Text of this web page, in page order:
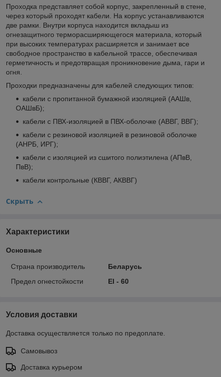
Проходка представляет собой корпус, закрепленный в стене,
через который проходят кабели. На корпус устанавливаются
две рамки. Внутри корпуса находится вкладыш из
огнезащитного терморасширяющегося материала, который
при высоких температурах расширяется и занимает все
свободное пространство в кабельной трассе, обеспечивая
герметичность и предотвращая проникновение дыма, гари и
огня.
Проходки предназначены для кабелей следующих типов:
кабели с пропитанной бумажной изоляцией (ААШв,
ОАШвБ);
кабели с ПВХ-изоляцией в ПВХ-оболочке (АВВГ, ВВГ);
кабели с резиновой изоляцией в резиновой оболочке
(АНРБ, ИРГ);
кабели с изоляцией из сшитого полиэтилена (АПвВ,
ПвВ);
кабели контрольные (КВВГ, АКВВГ)
Скрыть
Характеристики
Основные
Страна производитель
Беларусь
Предел огнестойкости
El - 60
Условия доставки
Доставка осуществляется только по предоплате.
Самовывоз
Доставка курьером